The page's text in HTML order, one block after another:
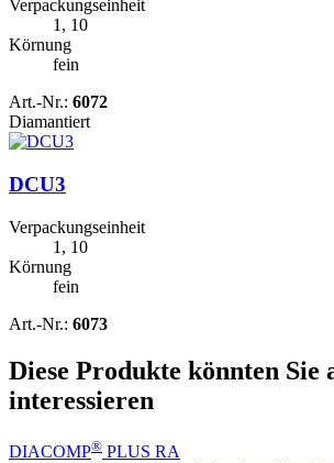
Verpackungseinheit
1, 10
Körnung
fein
Art.-Nr.: 6072
Diamantiert
DCU3
Verpackungseinheit
1, 10
Körnung
fein
Art.-Nr.: 6073
Diese Produkte könnten Sie
interessieren
DIACOMP® PLUS RA